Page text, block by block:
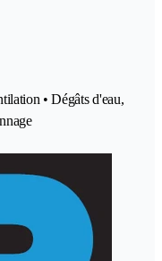
• Dégâts d'eau,